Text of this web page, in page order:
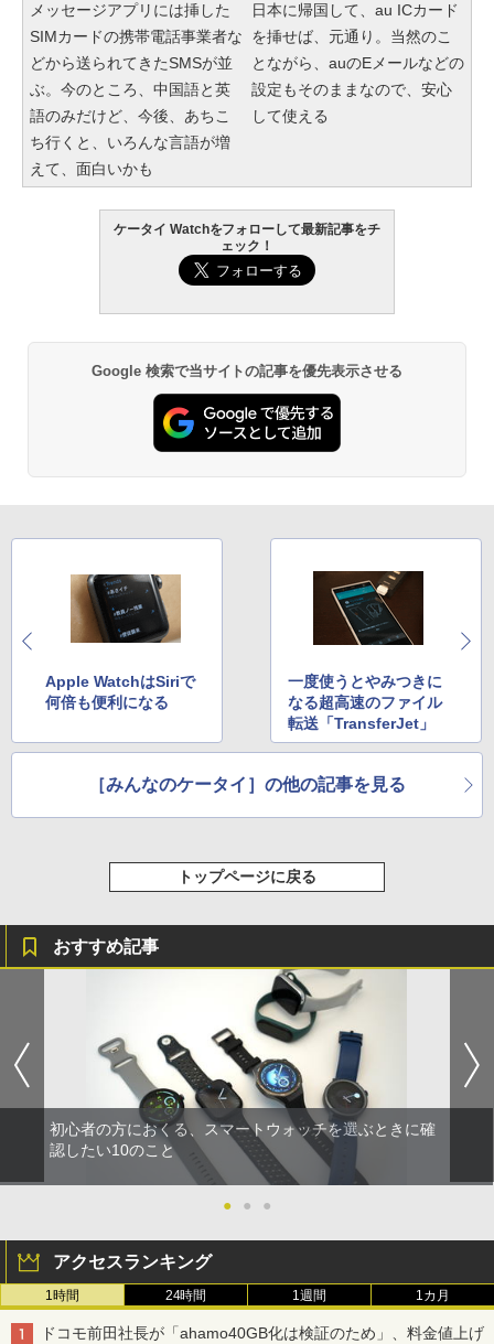
メッセージアプリには挿した
SIMカードの携帯電話事業者な
どから送られてきたSMSが並
ぶ。今のところ、中国語と英
語のみだけど、今後、あちこ
ち行くと、いろんな言語が増
えて、面白いかも
日本に帰国して、au ICカード
を挿せば、元通り。当然のこ
とながら、auのEメールなどの
設定もそのままなので、安心
して使える
ケータイ Watchをフォローして最新記事をチ
ェック！
Google 検索で当サイトの記事を優先表示させる
Apple WatchはSiriで
何倍も便利になる
一度使うとやみつきに
なる超高速のファイル
転送「TransferJet」
［みんなのケータイ］の他の記事を見る
トップページに戻る
おすすめ記事
初心者の方におくる、スマートウォッチを選ぶときに確
認したい10のこと
● ● ●
アクセスランキング
1時間 24時間 1週間 1カ月
ドコモ前田社長が「ahamo40GB化は検証のため」、料金値上げ